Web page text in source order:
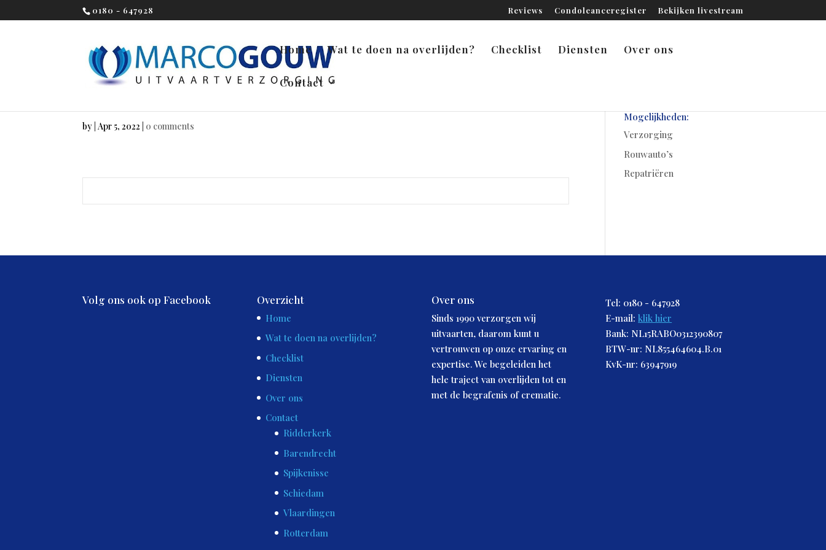
0180 - 647928 Reviews Condoleanceregister Bekijken livestream
Home Wat te doen na overlijden? Checklist Diensten Over ons
Contact
by |Apr 5, 2022 0 comments
Mogelijkheden:
Verzorging
Rouwauto’s
Repatriëren
Volg ons ook op Facebook Overzicht
Home
Wat te doen na overlijden?
Checklist
Diensten
Over ons
Contact
Ridderkerk
Barendrecht
Spijkenisse
Schiedam
Vlaardingen
Rotterdam
Over ons
Sinds 1990 verzorgen wij
uitvaarten, daarom kunt u
vertrouwen op onze ervaring en
expertise. We begeleiden het
hele traject van overlijden tot en
met de begrafenis of crematie.
Tel: 0180 - 647928
E-mail:klik hier
Bank: NL15RABO0312390807
BTW-nr: NL855464604.B.01
KvK-nr: 63947919